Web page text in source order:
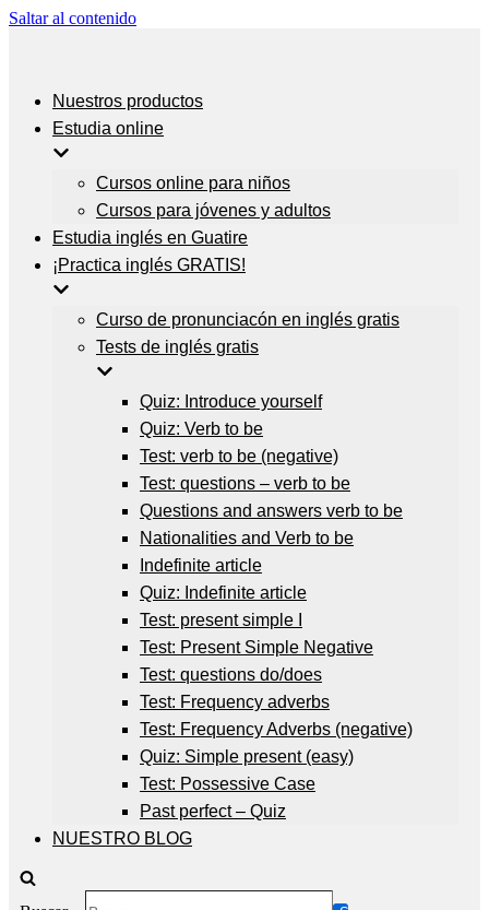
Saltar al contenido
Nuestros productos
Estudia online
Cursos online para niños
Cursos para jóvenes y adultos
Estudia inglés en Guatire
¡Practica inglés GRATIS!
Curso de pronunciacón en inglés gratis
Tests de inglés gratis
Quiz: Introduce yourself
Quiz: Verb to be
Test: verb to be (negative)
Test: questions – verb to be
Questions and answers verb to be
Nationalities and Verb to be
Indefinite article
Quiz: Indefinite article
Test: present simple I
Test: Present Simple Negative
Test: questions do/does
Test: Frequency adverbs
Test: Frequency Adverbs (negative)
Quiz: Simple present (easy)
Test: Possessive Case
Past perfect – Quiz
NUESTRO BLOG